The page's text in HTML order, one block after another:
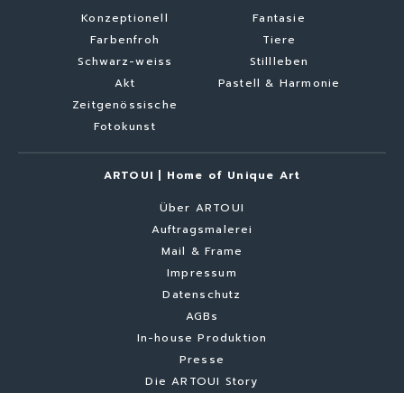
Konzeptionell
Farbenfroh
Schwarz-weiss
Akt
Zeitgenössische
Fotokunst
Fantasie
Tiere
Stillleben
Pastell & Harmonie
ARTOUI | Home of Unique Art
Über ARTOUI
Auftragsmalerei
Mail & Frame
Impressum
Datenschutz
AGBs
In-house Produktion
Presse
Die ARTOUI Story